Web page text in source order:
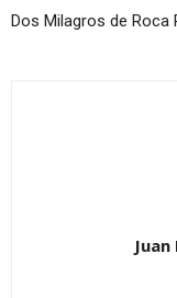
Dos Milagros de Roca